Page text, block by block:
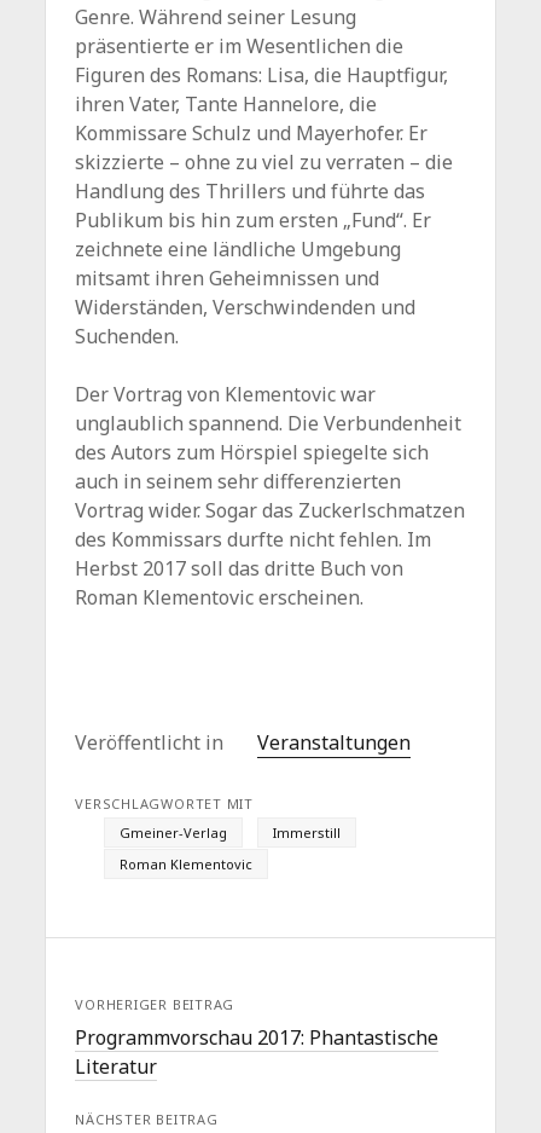
Genre. Während seiner Lesung
präsentierte er im Wesentlichen die
Figuren des Romans: Lisa, die Hauptfigur,
ihren Vater, Tante Hannelore, die
Kommissare Schulz und Mayerhofer. Er
skizzierte – ohne zu viel zu verraten – die
Handlung des Thrillers und führte das
Publikum bis hin zum ersten „Fund“. Er
zeichnete eine ländliche Umgebung
mitsamt ihren Geheimnissen und
Widerständen, Verschwindenden und
Suchenden.
Der Vortrag von Klementovic war
unglaublich spannend. Die Verbundenheit
des Autors zum Hörspiel spiegelte sich
auch in seinem sehr differenzierten
Vortrag wider. Sogar das Zuckerlschmatzen
des Kommissars durfte nicht fehlen. Im
Herbst 2017 soll das dritte Buch von
Roman Klementovic erscheinen.
Veröffentlicht in Veranstaltungen
VERSCHLAGWORTET MIT
Gmeiner-Verlag
Immerstill
Roman Klementovic
VORHERIGER BEITRAG
Programmvorschau 2017: Phantastische
Literatur
NÄCHSTER BEITRAG